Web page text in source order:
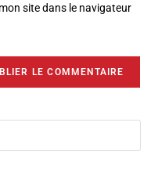
site dans le navigateur